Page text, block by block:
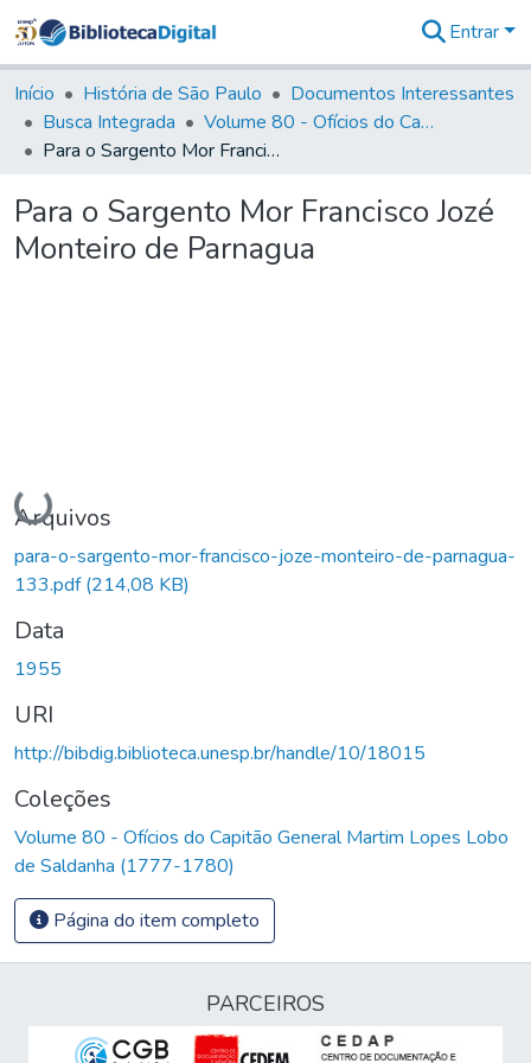
&
Coleções
Tudo na
Biblioteca
Estatísticas
Entrar
Início História de São Paulo
Documentos Interessantes
Busca Integrada
Volume 80 - Ofícios do Capitão General Martim Lopes Lobo de Saldanha (1777-1780)
Para o Sargento Mor Francisco Jozé Monteiro de Parnagua
Para o Sargento Mor Francisco Jozé
Monteiro de Parnagua
Carregando...
Arquivos
para-o-sargento-mor-francisco-joze-monteiro-de-parnagua-
133.pdf(214,08 KB)
Data
1955
URI
http://bibdig.biblioteca.unesp.br/handle/10/18015
Coleções
Volume 80 - Ofícios do Capitão General Martim Lopes Lobo
de Saldanha (1777-1780)
Página do item completo
PARCEIROS